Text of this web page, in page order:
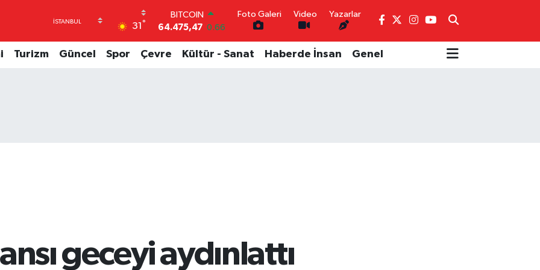
31 °
DOLAR
47,5971 0.05
EURO
55,1336
0.18
Foto Galeri Video Yazarlar
Turizm Güncel Spor Çevre Kültür - Sanat Haberde İnsan Genel
geceyi aydınlattı